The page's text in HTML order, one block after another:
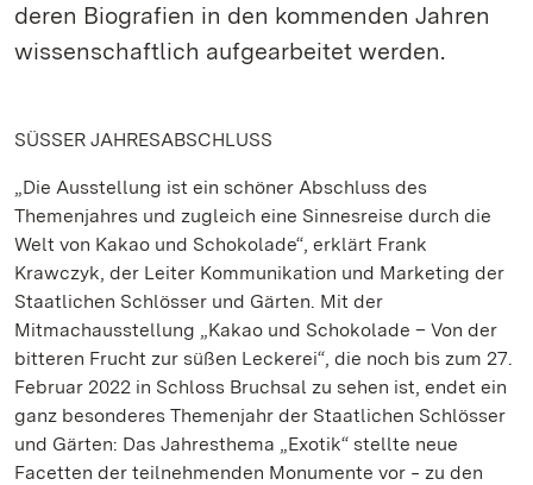
deren Biografien in den kommenden Jahren
wissenschaftlich aufgearbeitet werden.
SÜSSER JAHRESABSCHLUSS
„Die Ausstellung ist ein schöner Abschluss des
Themenjahres und zugleich eine Sinnesreise durch die
Welt von Kakao und Schokolade“, erklärt Frank
Krawczyk, der Leiter Kommunikation und Marketing der
Staatlichen Schlösser und Gärten. Mit der
Mitmachausstellung „Kakao und Schokolade – Von der
bitteren Frucht zur süßen Leckerei“, die noch bis zum 27.
Februar 2022 in Schloss Bruchsal zu sehen ist, endet ein
ganz besonderes Themenjahr der Staatlichen Schlösser
und Gärten: Das Jahresthema „Exotik“ stellte neue
Facetten der teilnehmenden Monumente vor ‒ zu den